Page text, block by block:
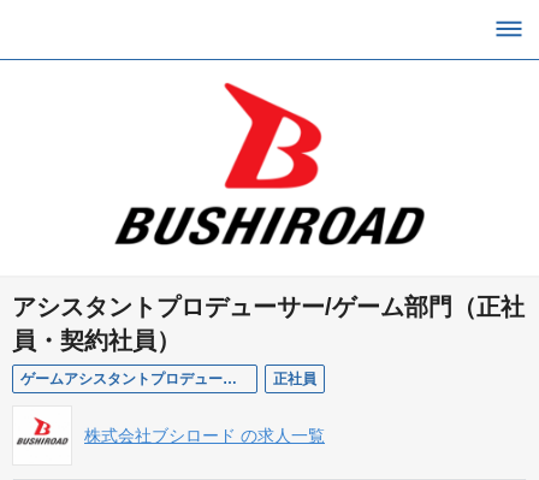
アシスタントプロデューサー/ゲーム部門（正社
員・契約社員）
ゲームアシスタントプロデューサー 正社員
株式会社ブシロード の求人一覧